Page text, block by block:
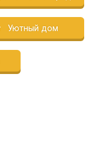
Уютный дом